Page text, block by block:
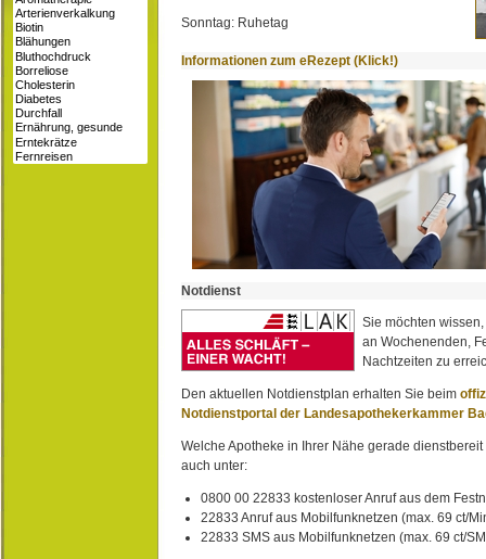
Sonntag: Ruhetag
Informationen zum eRezept (Klick!)
Notdienst
Sie möchten
an Wochenenden,
Nachtzeiten zu
Den aktuellen Notdienstplan erhalten Sie beim
Notdienstportal der Landesapothekerkammer
Welche Apotheke in Ihrer Nähe gerade
auch unter:
0800 00 22833 kostenloser Anruf aus dem
22833 Anruf aus Mobilfunknetzen (max. 69 ct/
22833 SMS aus Mobilfunknetzen (max. 69 ct/